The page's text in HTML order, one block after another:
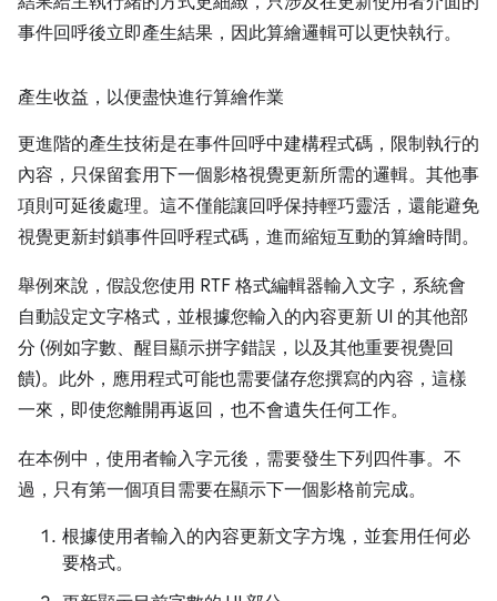
事件回呼後立即產生結果，因此算繪邏輯可以更快執行。
產生收益，以便盡快進行算繪作業
更進階的產生技術是在事件回呼中建構程式碼，限制執行的
內容，只保留套用下一個影格視覺更新所需的邏輯。其他事
項則可延後處理。這不僅能讓回呼保持輕巧靈活，還能避免
視覺更新封鎖事件回呼程式碼，進而縮短互動的算繪時間。
舉例來說，假設您使用 RTF 格式編輯器輸入文字，系統會
自動設定文字格式，並根據您輸入的內容更新 UI 的其他部
分 (例如字數、醒目顯示拼字錯誤，以及其他重要視覺回
饋)。此外，應用程式可能也需要儲存您撰寫的內容，這樣
一來，即使您離開再返回，也不會遺失任何工作。
在本例中，使用者輸入字元後，需要發生下列四件事。不
過，只有第一個項目需要在顯示下一個影格前完成。
根據使用者輸入的內容更新文字方塊，並套用任何必
要格式。